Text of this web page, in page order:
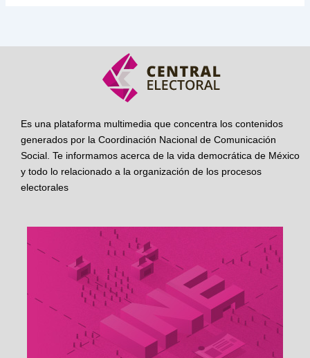
Es una plataforma multimedia que concentra los contenidos
generados por la Coordinación Nacional de Comunicación
Social. Te informamos acerca de la vida democrática de México
y todo lo relacionado a la organización de los procesos
electorales